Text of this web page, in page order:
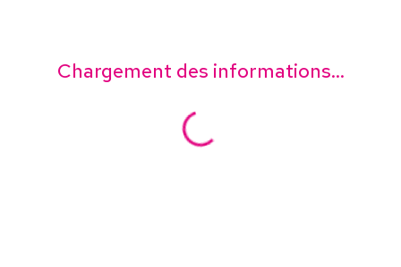
Chargement des informations...